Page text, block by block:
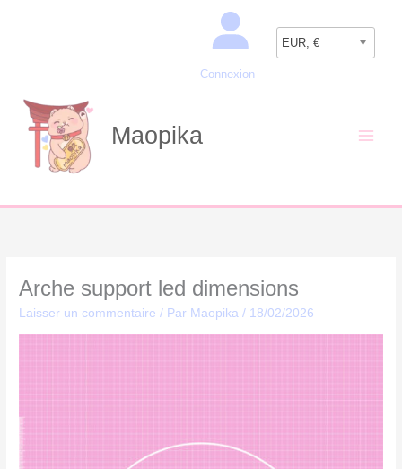
Connexion
EUR, €
Maopika
Arche support led dimensions
Laisser un commentaire / Par Maopika/ 18/02/2026
Recherche